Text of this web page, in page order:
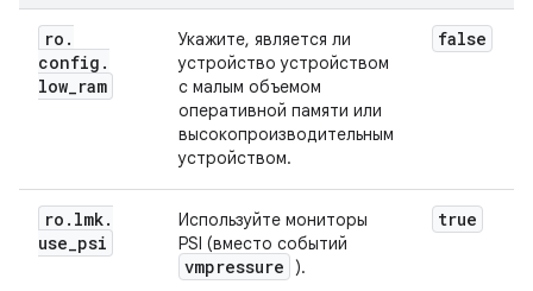
ro .
config .
low_ram
Укажите, является ли
устройство устройством
с малым объемом
оперативной памяти или
высокопроизводительным
устройством.
false
ro . lmk.
use_psi
Используйте мониторы
PSI (вместо событий
vmpressure ).
true